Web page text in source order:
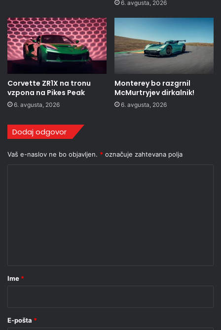
6. avgusta, 2026
Corvette ZR1X na tronu
vzpona na Pikes Peak
6. avgusta, 2026
Monterey bo razgrnil
McMurtryjev dirkalnik!
6. avgusta, 2026
Dodaj odgovor
Vaš e-naslov ne bo objavljen. * označuje zahtevana polja
rIme *
E-pošta *